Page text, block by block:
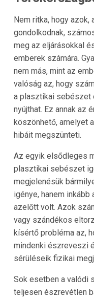
Nem ritka, hogy
gondolkodnak,
meg az eljárásokkal
emberek számára.
nem más, mint az
valóság az, hogy
a plasztikai sebészet
nyújthat. Ez annak az
köszönhető, amelyet
hibáit megszünteti.
Az egyik elsődleges
plasztikai sebészet
megjelenésük
igénye, hanem
azelőtt volt. Azok
vagy szándékos
kísértő probléma az,
mindenki észreveszi
sérüléseik fizikai
Sok esetben a valódi
teljesen észrevétlen